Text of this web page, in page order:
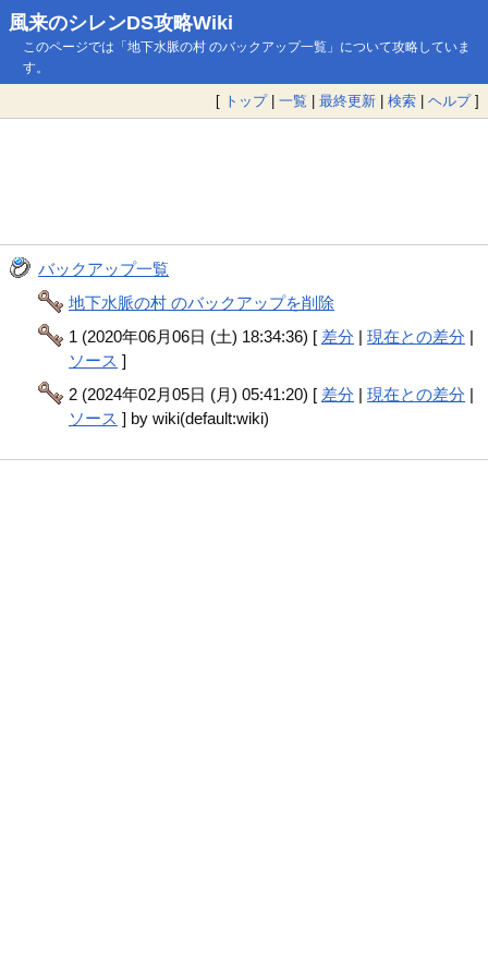
風来のシレンDS攻略Wiki
このページでは「地下水脈の村 のバックアップ一覧」について攻略していま
す。
[ トップ| 一覧 | 最終更新 | 検索 | ヘルプ]
バックアップ一覧
地下水脈の村 のバックアップを削除
1 (2020年06月06日 (土) 18:34:36) [ 差分 |現在との差分 |
ソース ]
2 (2024年02月05日 (月) 05:41:20) [ 差分 |現在との差分 |
ソース ] by wiki(default:wiki)